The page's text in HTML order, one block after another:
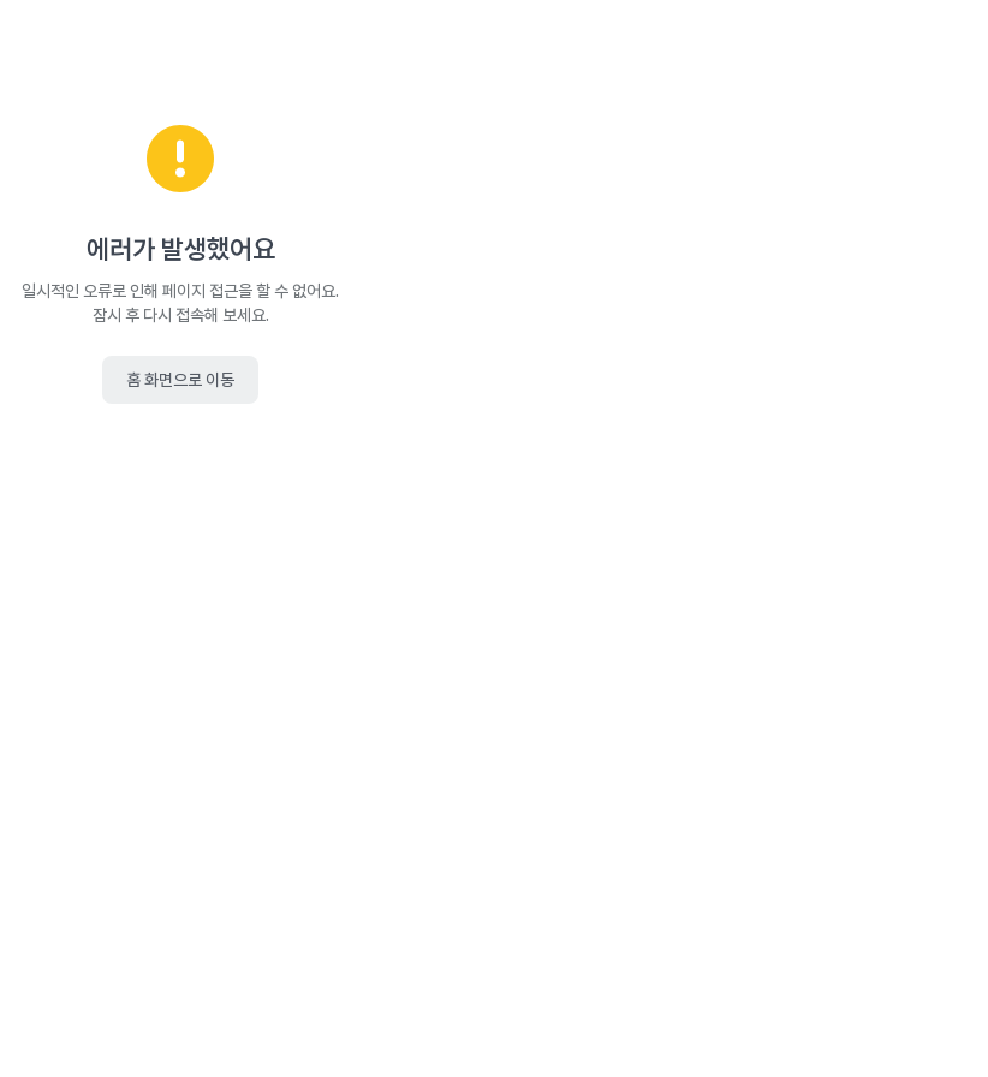
에러가 발생했어요
일시적인 오류로 인해 페이지 접근을 할 수 없어요.
잠시 후 다시 접속해 보세요.
홈 화면으로 이동